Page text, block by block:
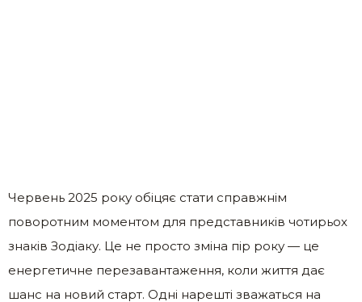
Червень 2025 року обіцяє стати справжнім
поворотним моментом для представників чотирьох
знаків Зодіаку. Це не просто зміна пір року — це
енергетичне перезавантаження, коли життя дає
шанс на новий старт. Одні нарешті зважаться на